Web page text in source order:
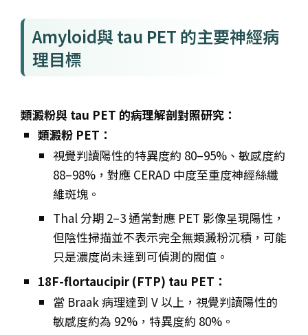
Amyloid與 tau PET 的主要神經病
理目標
類澱粉與 tau PET 的病理解剖對照研究：
類澱粉 PET：
視覺判讀陽性的特異度約 80–95%、敏感度約
88–98%，對應 CERAD 中度至重度神經絲纖
維斑塊。
Thal 分期 2–3 通常對應 PET 影像呈現陽性，
但陰性掃描並不表示完全無類澱粉沉積，可能
只是濃度尚未達到可偵測的閥值。
18F-flortaucipir (FTP) tau PET：
當 Braak 病理達到 V 以上，視覺判讀陽性的
敏感度約為 92%，特異度約 80%。